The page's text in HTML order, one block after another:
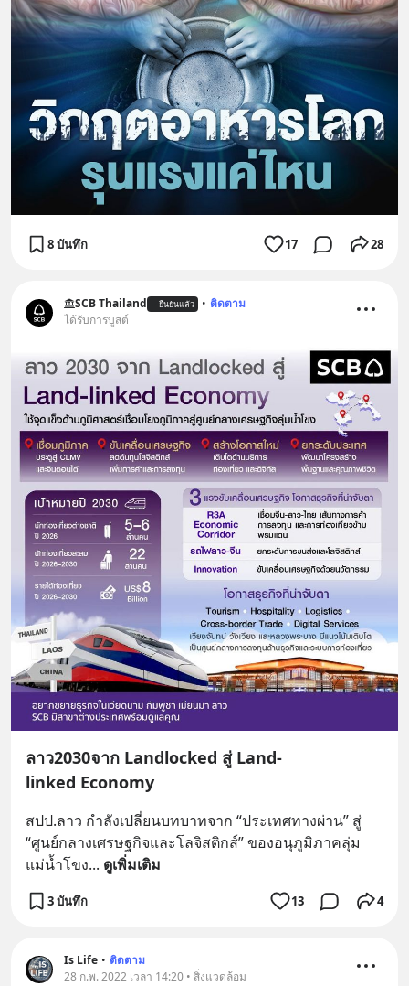
8 บันทึก 17 28
SCB Thailand ยืนยันแล้ว • ติดตาม
ได้รับการบูสต์
ลาว2030จาก Landlocked สู่ Land-
linked Economy
สปป.ลาว กำลังเปลี่ยนบทบาทจาก “ประเทศทางผ่าน” สู่
“ศูนย์กลางเศรษฐกิจและโลจิสติกส์” ของอนุภูมิภาคลุ่ม
แม่น้ำโขง... ดูเพิ่มเติม
3 บันทึก 13 4
Is Life • ติดตาม
28 ก.พ. 2022 เวลา 14:20 • สิ่งแวดล้อม